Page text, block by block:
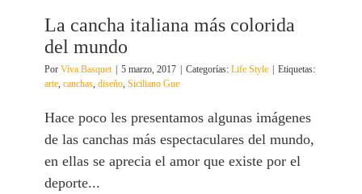
La cancha italiana más colorida
del mundo
Por Viva Basquet 5 marzo, 2017 Categorías: Life Style
Etiquetas:
arte, canchas, diseño, Siciliano Gue
Hace poco les presentamos algunas imágenes
de las canchas más espectaculares del mundo,
en ellas se aprecia el amor que existe por el
deporte...